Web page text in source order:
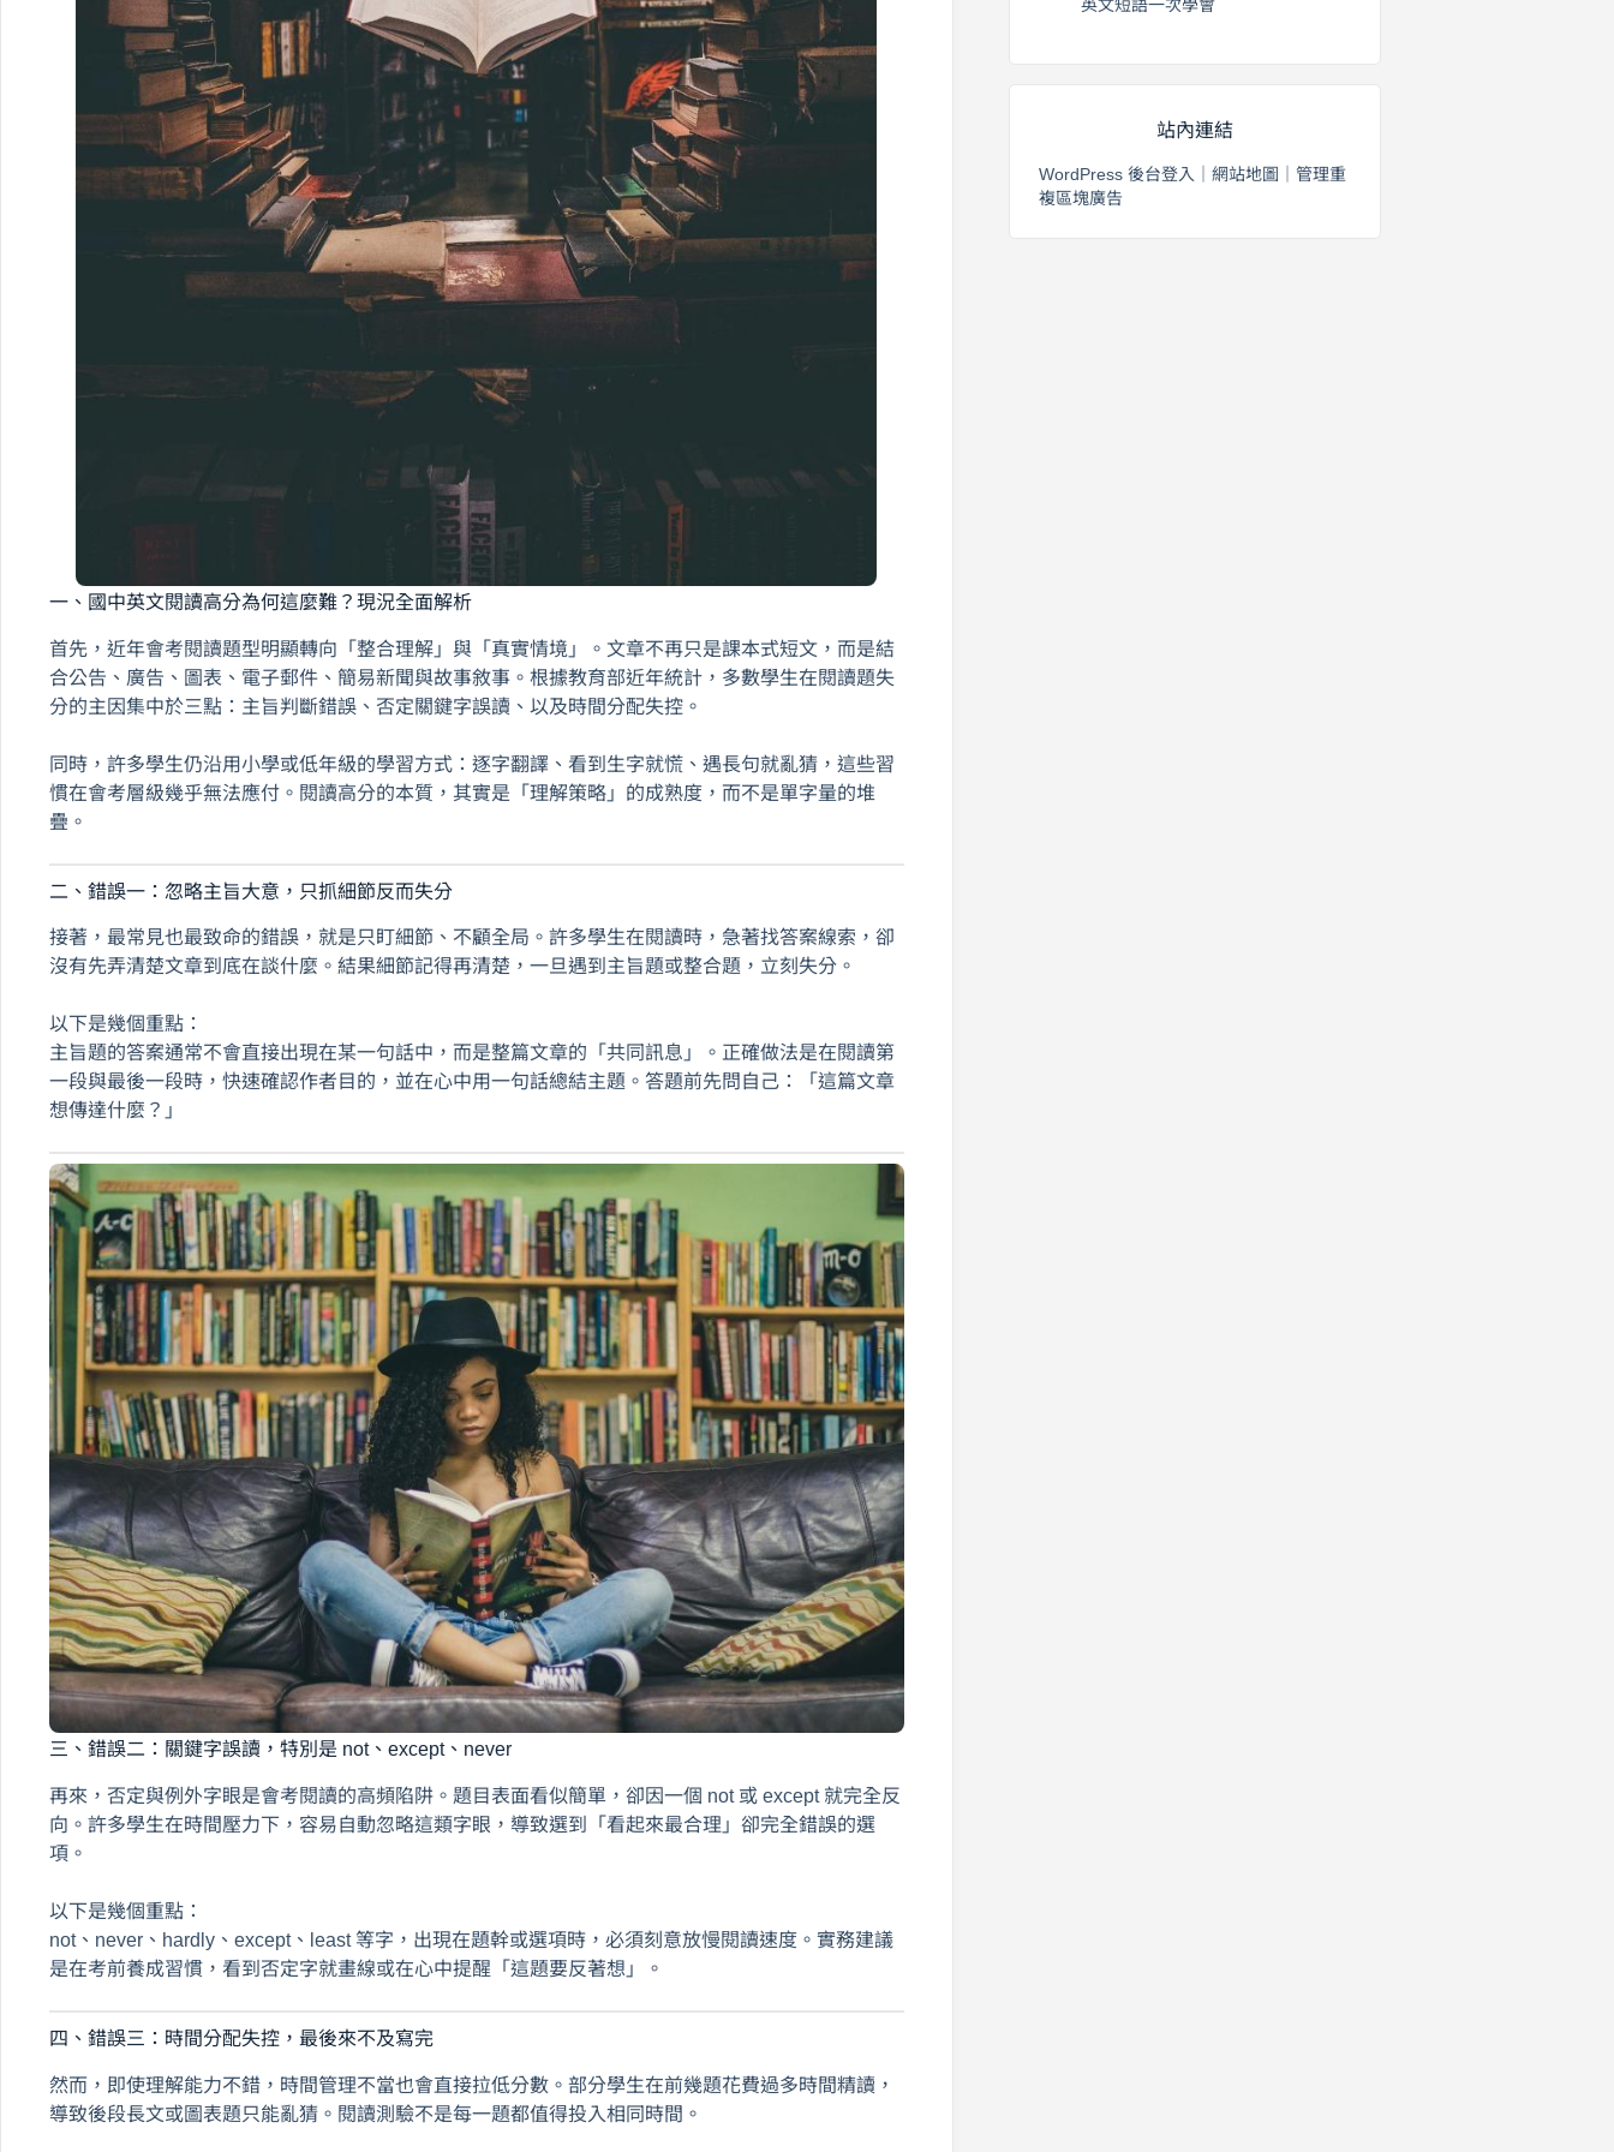
一、國中英文閱讀高分為何這麼難？現況全面解析
首先，近年會考閱讀題型明顯轉向「整合理解」與「真實情境」。文章不再只是課本式短文，而是結
合公告、廣告、圖表、電子郵件、簡易新聞與故事敘事。根據教育部近年統計，多數學生在閱讀題失
分的主因集中於三點：主旨判斷錯誤、否定關鍵字誤讀、以及時間分配失控。
同時，許多學生仍沿用小學或低年級的學習方式：逐字翻譯、看到生字就慌、遇長句就亂猜，這些習
慣在會考層級幾乎無法應付。閱讀高分的本質，其實是「理解策略」的成熟度，而不是單字量的堆
疊。
二、錯誤一：忽略主旨大意，只抓細節反而失分
接著，最常見也最致命的錯誤，就是只盯細節、不顧全局。許多學生在閱讀時，急著找答案線索，卻
沒有先弄清楚文章到底在談什麼。結果細節記得再清楚，一旦遇到主旨題或整合題，立刻失分。
以下是幾個重點：
主旨題的答案通常不會直接出現在某一句話中，而是整篇文章的「共同訊息」。正確做法是在閱讀第
一段與最後一段時，快速確認作者目的，並在心中用一句話總結主題。答題前先問自己：「這篇文章
想傳達什麼？」
三、錯誤二：關鍵字誤讀，特別是 not、except、never
再來，否定與例外字眼是會考閱讀的高頻陷阱。題目表面看似簡單，卻因一個 not 或 except 就完全反
向。許多學生在時間壓力下，容易自動忽略這類字眼，導致選到「看起來最合理」卻完全錯誤的選
項。
以下是幾個重點：
not、never、hardly、except、least 等字，出現在題幹或選項時，必須刻意放慢閱讀速度。實務建議
是在考前養成習慣，看到否定字就畫線或在心中提醒「這題要反著想」。
四、錯誤三：時間分配失控，最後來不及寫完
然而，即使理解能力不錯，時間管理不當也會直接拉低分數。部分學生在前幾題花費過多時間精讀，
導致後段長文或圖表題只能亂猜。閱讀測驗不是每一題都值得投入相同時間。
英文短語一次學會
站內連結
WordPress 後台登入 網站地圖
管理重
複區塊廣告